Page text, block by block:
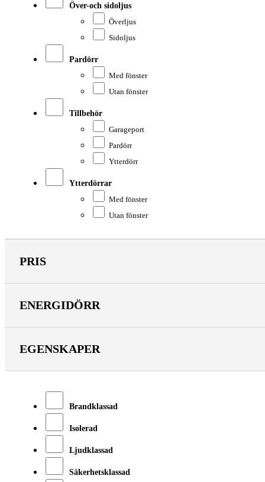
Över-och sidoljus
Överljus
Sidoljus
Pardörr
Med fönster
Utan fönster
Tillbehör
Garageport
Pardörr
Ytterdörr
Ytterdörrar
Med fönster
Utan fönster
PRIS
ENERGIDÖRR
EGENSKAPER
Brandklassad
Isolerad
Ljudklassad
Säkerhetsklassad